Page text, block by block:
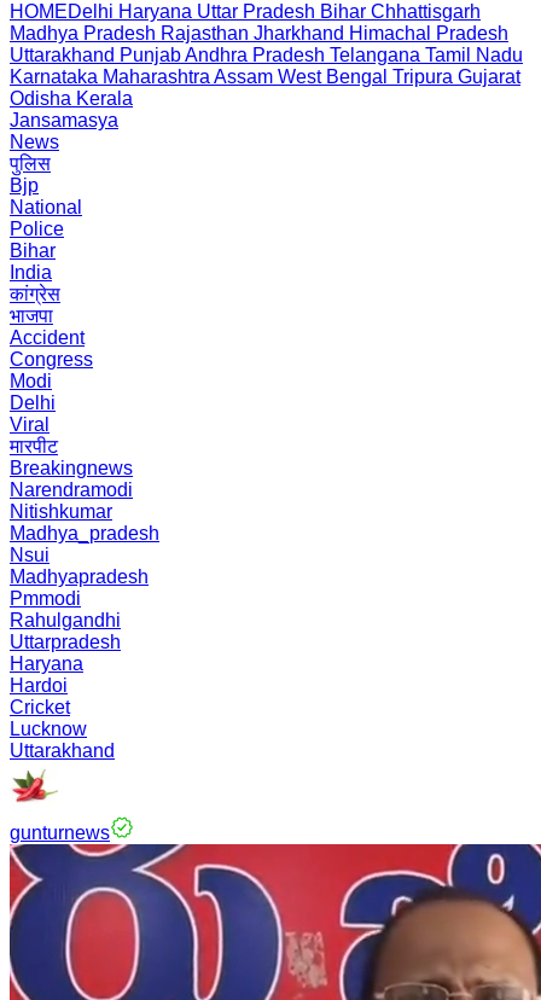
HOMEDelhi Haryana Uttar Pradesh Bihar Chhattisgarh
Madhya Pradesh Rajasthan Jharkhand Himachal Pradesh
Uttarakhand PunjabAndhra Pradesh Telangana Tamil Nadu
Karnataka Maharashtra Assam West Bengal Tripura Gujarat
Odisha Kerala
Jansamasya
News
पुलिस
Bjp
National
Police
Bihar
India
कांग्रेस
भाजपा
Accident
Congress
Modi
Delhi
Viral
मारपीट
Breakingnews
Narendramodi
Nitishkumar
Madhya_pradesh
Nsui
Madhyapradesh
Pmmodi
Rahulgandhi
Uttarpradesh
Haryana
Hardoi
Cricket
Lucknow
Uttarakhand
gunturnews